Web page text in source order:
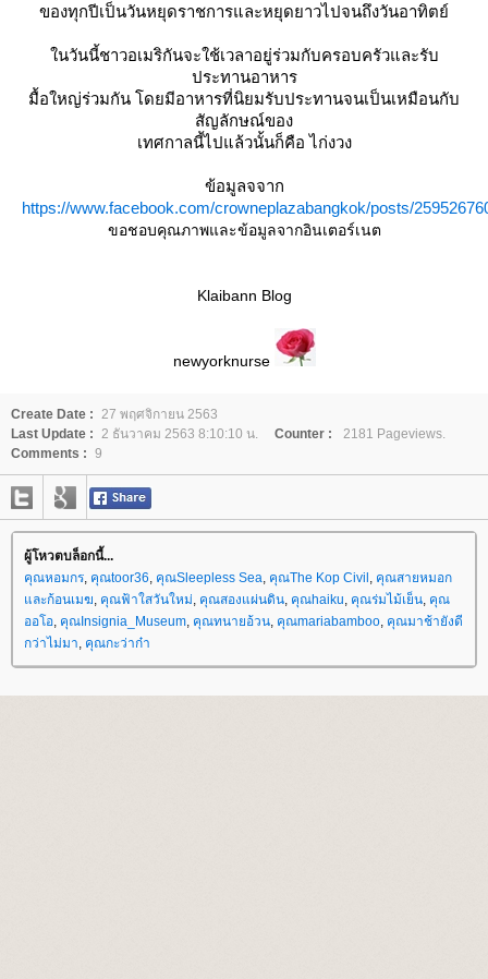
ของทุกปีเป็นวันหยุดราชการและหยุดยาวไปจนถึงวันอาทิตย์
นวันนี้ชาวอเมริกันจะใช้เวลาอยู่ร่วมกับครอบครัวและรับ
ประทานอาหาร
มื้อใหญ่ร่วมกัน โดยมีอาหารที่นิยมรับประทานจนเป็นเหมือนกับ
สัญลักษณ์ของ
เทศกาลนี้ไปแล้วนั้นก็คือ ไก่งวง
ข้อมูลจจาก
https://www.facebook.com/crowneplazabangkok/posts/
ขอชอบคุณภาพและข้อมูลจากอินเตอร์เนต
Klaibann Blog
newyorknurse
Create Date :
27 พฤศจิกายน 2563
Last Update :
2 ธันวาคม 2563 8:10:10 น. Counter :
2181 Pageviews.
Comments : 9
ผู้โหวตบล็อกนี้...
คุณหอมกร คุณtoor36 คุณSleepless Sea คุณThe Kop Civil คุณสายหมอก
ละก้อนเมฆ คุณฟ้าใสวันใหม่ คุณสองแผ่นดิน คุณhaiku คุณร่มไม้เย็น คุณ
ออโอ คุณInsignia_Museum คุณทนายอ้วน คุณmariabamboo คุณมาช้ายังดี
กว่าไม่มา คุณกะว่าก๋า